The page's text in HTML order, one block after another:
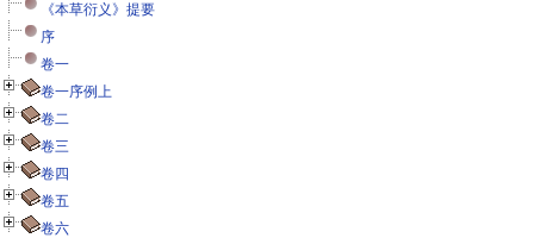
《本草衍义》提要
序
卷一
卷一序例上
卷二
卷三
卷四
卷五
卷六